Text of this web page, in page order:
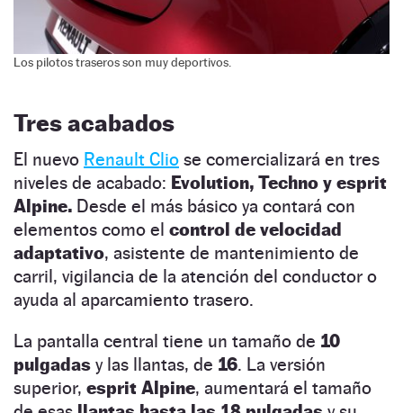
Los pilotos traseros son muy deportivos.
Tres acabados
El nuevo Renault Clio se comercializará en tres
niveles de acabado: Evolution, Techno y esprit
Alpine. Desde el más básico ya contará con
elementos como el control de velocidad
adaptativo, asistente de mantenimiento de
carril, vigilancia de la atención del conductor o
ayuda al aparcamiento trasero.
La pantalla central tiene un tamaño de 10
pulgadas y las llantas, de 16. La versión
superior, esprit Alpine, aumentará el tamaño